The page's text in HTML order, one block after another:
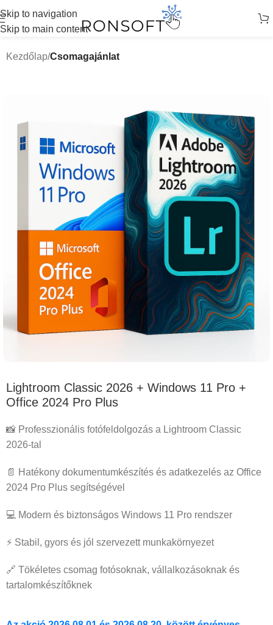
Skip to navigation
Skip to main content
Kezdőlap Csomagajánlat
Lightroom Classic 2026 + Windows 11 Pro +
Office 2024 Pro Plus
📸 Professzionális fotófeldolgozás a Lightroom Classic
2026-tal
📄 Hatékony dokumentumkészítés és adatkezelés az Office
2024 Pro Plus segítségével
💻 Modern és biztonságos Windows 11 Pro rendszer
⚡ Stabil, gyors és jól szervezett munkakörnyezet
🔗 Tökéletes csomag fotósoknak, vállalkozásoknak és
tartalomkészítőknek